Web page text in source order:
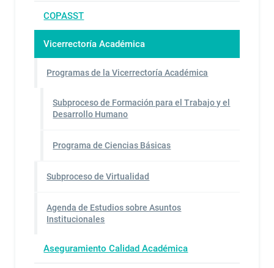
COPASST
Vicerrectoría Académica
Programas de la Vicerrectoría Académica
Subproceso de Formación para el Trabajo y el
Desarrollo Humano
Programa de Ciencias Básicas
Subproceso de Virtualidad
Agenda de Estudios sobre Asuntos
Institucionales
Aseguramiento Calidad Académica